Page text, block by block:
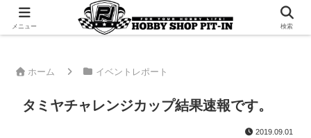
千葉県君津市でラジコンやプラモデルを販売。 ピットインのウェブサイトです
ホーム イベントレポート
タミヤチャレンジカップ結果速報です。
2019.09.01
メニュー 検索